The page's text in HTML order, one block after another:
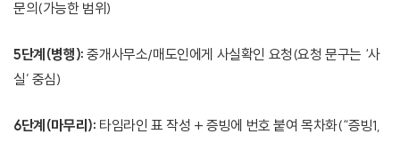
문의(가능한 범위)
5단계(병행): 중개사무소/매도인에게 사실확인 요청(요청 문구는 ‘사
실’ 중심)
6단계(마무리): 타임라인 표 작성 + 증빙에 번호 붙여 목차화(“증빙1,